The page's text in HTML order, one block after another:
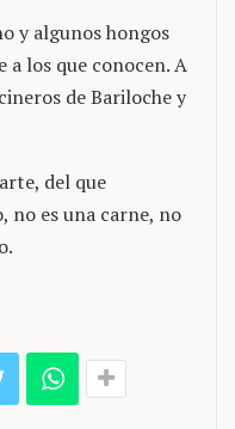
y algunos hongos
los que conocen. A
de Bariloche y
del que
no es una carne, no